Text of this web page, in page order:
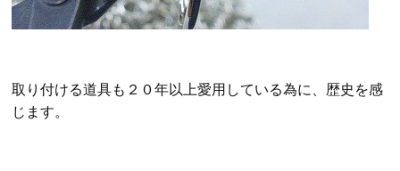
取り付ける道具も２０年以上愛用している為に、歴史を感
じます。